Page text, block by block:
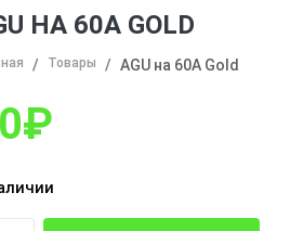
НА 60А GOLD
Товары AGU на 60А Gold
₽